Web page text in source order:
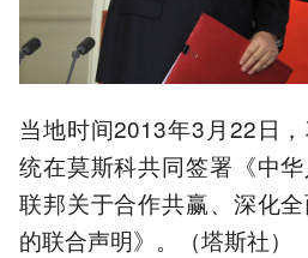
当地时间2013年3月22日
统在莫斯科共同签署《中
联邦关于合作共赢、深化
的联合声明》。（塔斯社）